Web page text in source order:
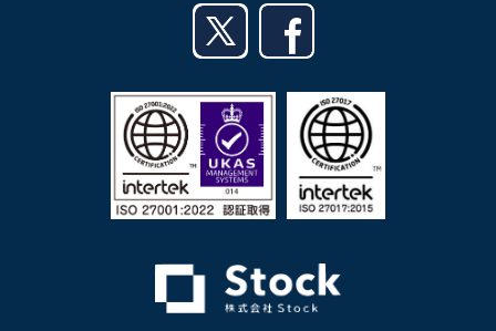
プライバシーポリシー
Androidタブレットアプリ